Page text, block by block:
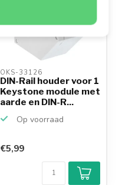
OKS-33126
DIN-Rail houder voor 1
Keystone module met
aarde en DIN-R...
Op voorraad
€5,99